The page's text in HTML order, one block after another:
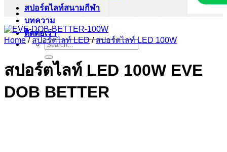
สปอร์ตไลท์สนามกีฬา
บทความ
ติดต่อเรา
Search
for:
Home / สปอร์ตไลท์ LED / สปอร์ตไลท์ LED 100W
สปอร์ตไลท์ LED 100W EVE
DOB BETTER